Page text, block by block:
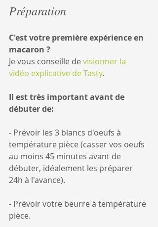
Préparation
C'est votre première expérience en
macaron ?
Je vous conseille de visionner la
vidéo explicative de Tasty.
Il est très important avant de
débuter de:
- Prévoir les 3 blancs d'oeufs à
température pièce (casser vos oeufs
au moins 45 minutes avant de
débuter, idéalement les préparer
24h à l'avance).
- Prévoir votre beurre à température
pièce.